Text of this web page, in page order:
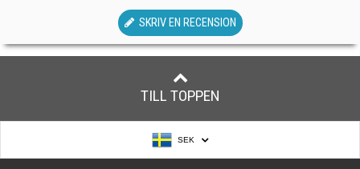
SKRIV EN RECENSION
TILL TOPPEN
SEK